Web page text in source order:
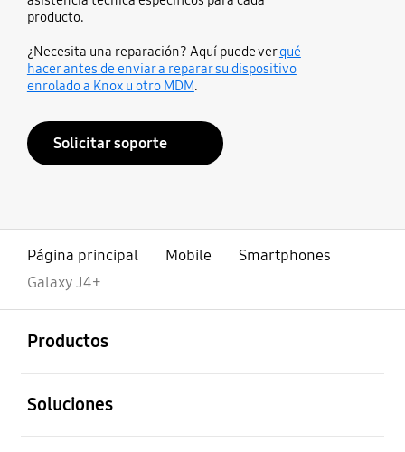
producto.
¿Necesita una reparación? Aquí puede verqué
hacer antes de enviar a reparar su dispositivo
enrolado a Knox u otro MDM.
Solicitar soporte
Página principal Mobile
Smartphones
Galaxy J4+
Productos
Soluciones